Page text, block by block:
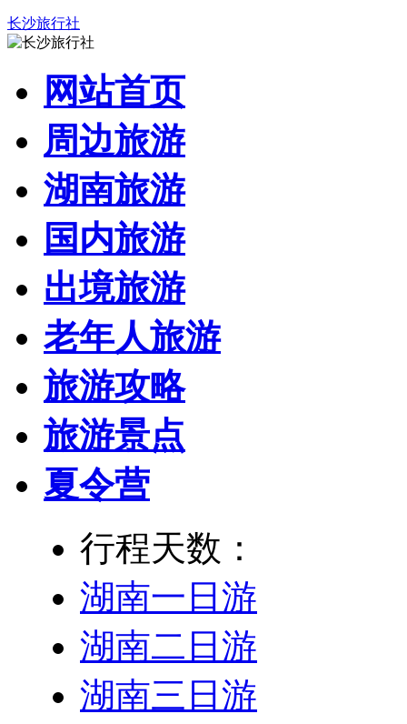
长沙旅行社
网站首页
周边旅游
湖南旅游
国内旅游
出境旅游
老年人旅游
旅游攻略
旅游景点
夏令营
行程天数：
湖南一日游
湖南二日游
湖南三日游